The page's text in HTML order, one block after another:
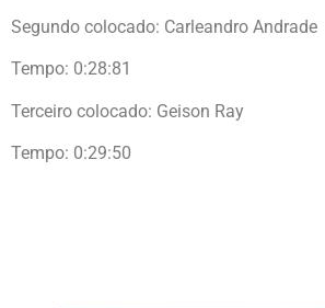
Segundo colocado: Carleandro Andrade
Tempo: 0:28:81
Terceiro colocado: Geison Ray
Tempo: 0:29:50